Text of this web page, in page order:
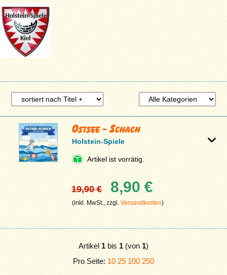
Ostsee - Schach
Holstein-Spiele
Artikel ist vorrätig.
19,90 € 8,90 €
(inkl. MwSt., zzgl.Versandkosten)
Artikel 1 bis 1 (von 1)
Pro Seite: 10 25 100 250